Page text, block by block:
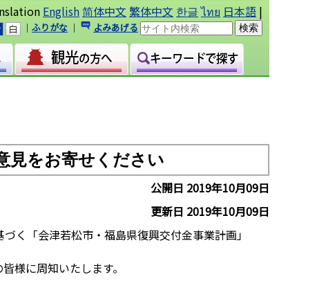
English简体中文 繁体中文 한글 ไทย 日本語 |
｜ ふりがな ｜ よみあげる
見をお寄せください
公開日 2019年10月09日
更新日 2019年10月09日
く「会津若松市・福島県復興交付金事業計画」
様に周知いたします。